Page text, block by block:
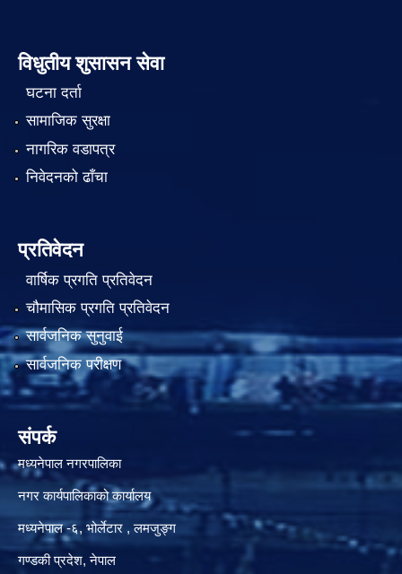
विधुतीय शुसासन सेवा
घटना दर्ता
सामाजिक सुरक्षा
नागरिक वडापत्र
निवेदनको ढाँचा
प्रतिवेदन
वार्षिक प्रगति प्रतिवेदन
चौमासिक प्रगति प्रतिवेदन
सार्वजनिक सुनुवाई
सार्वजनिक परीक्षण
संपर्क
मध्यनेपाल नगरपालिका
नगर कार्यपालिकाको कार्यालय
मध्यनेपाल -६, भोर्लेटार , लमजुङ्ग
गण्डकी प्रदेश, नेपाल